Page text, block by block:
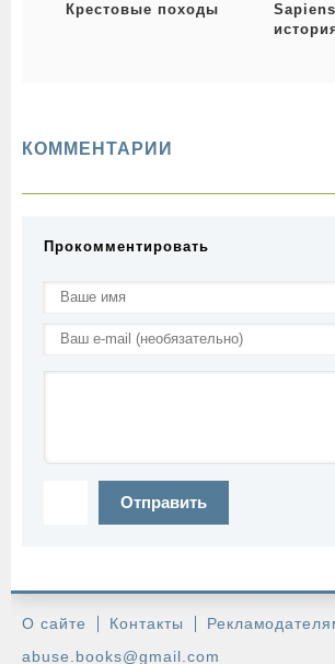
Крестовые походы
КОММЕНТАРИИ
Прокомментировать
Отправить
О сайте Контакты
abuse.books@gmail.com